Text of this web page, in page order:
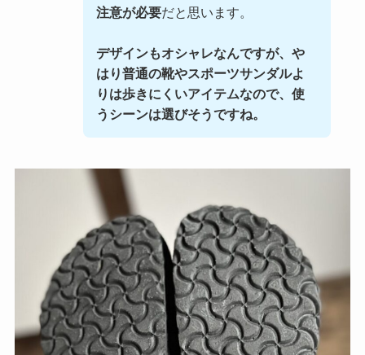
注意が必要だと思います。
デザインもオシャレなんですが、や
はり普通の靴やスポーツサンダルよ
りは歩きにくいアイテムなので、使
うシーンは選びそうですね。